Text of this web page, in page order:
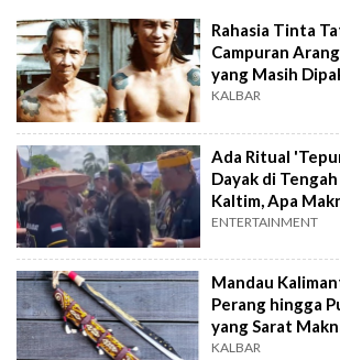
Rahasia Tinta
Campuran
yang Masih
Tradisional
KALBAR
Ada Ritual
Dayak di
Kaltim, Apa
ENTERTAINMENT
Mandau
Perang hingga
yang Sarat
Keramat
KALBAR